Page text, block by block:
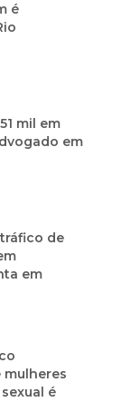
é
mil em
em
de
em
é